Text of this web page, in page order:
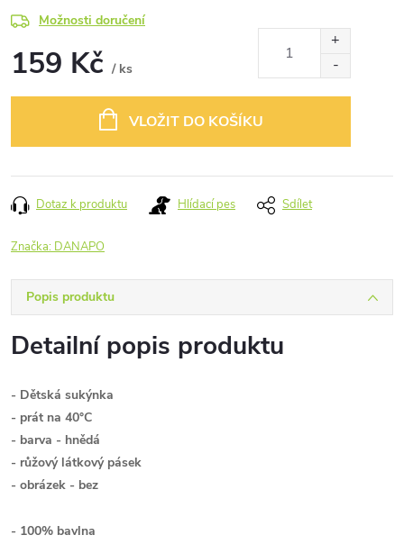
Možnosti doručení
159 Kč / ks
VLOŽIT DO KOŠÍKU
Dotaz k produktu Hlídací pes Sdílet
Značka: DANAPO
Popis produktu
Detailní popis produktu
- Dětská sukýnka
- prát na 40°C
- barva - hnědá
- růžový látkový pásek
- obrázek - bez
- 100% bavlna